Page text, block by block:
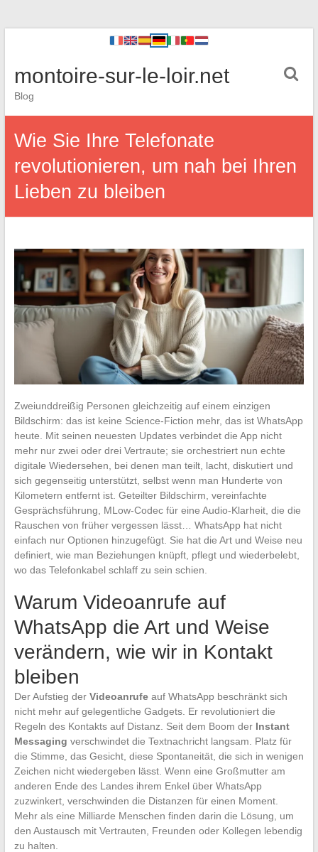
montoire-sur-le-loir.net
Blog
Wie Sie Ihre Telefonate
revolutionieren, um nah bei Ihren
Lieben zu bleiben
Zweiunddreißig Personen gleichzeitig auf einem einzigen
Bildschirm: das ist keine Science-Fiction mehr, das ist WhatsApp
heute. Mit seinen neuesten Updates verbindet die App nicht
mehr nur zwei oder drei Vertraute; sie orchestriert nun echte
digitale Wiedersehen, bei denen man teilt, lacht, diskutiert und
sich gegenseitig unterstützt, selbst wenn man Hunderte von
Kilometern entfernt ist. Geteilter Bildschirm, vereinfachte
Gesprächsführung, MLow-Codec für eine Audio-Klarheit, die die
Rauschen von früher vergessen lässt… WhatsApp hat nicht
einfach nur Optionen hinzugefügt. Sie hat die Art und Weise neu
definiert, wie man Beziehungen knüpft, pflegt und wiederbelebt,
wo das Telefonkabel schlaff zu sein schien.
Warum Videoanrufe auf
WhatsApp die Art und Weise
verändern, wie wir in Kontakt
bleiben
Der Aufstieg der Videoanrufeauf WhatsApp beschränkt sich
nicht mehr auf gelegentliche Gadgets. Er revolutioniert die
Regeln des Kontakts auf Distanz. Seit dem Boom der Instant
Messaging verschwindet die Textnachricht langsam. Platz für
die Stimme, das Gesicht, diese Spontaneität, die sich in wenigen
Zeichen nicht wiedergeben lässt. Wenn eine Großmutter am
anderen Ende des Landes ihrem Enkel über WhatsApp
zuzwinkert, verschwinden die Distanzen für einen Moment.
Mehr als eine Milliarde Menschen finden darin die Lösung, um
den Austausch mit Vertrauten, Freunden oder Kollegen lebendig
zu halten.